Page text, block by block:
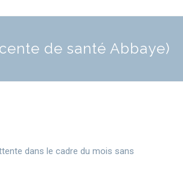
de santé Abbaye)
dans le cadre du mois sans